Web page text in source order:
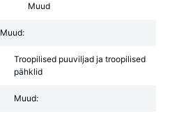
Muud
Muud:
Troopilised puuviljad ja troopilised
pähklid
Muud: